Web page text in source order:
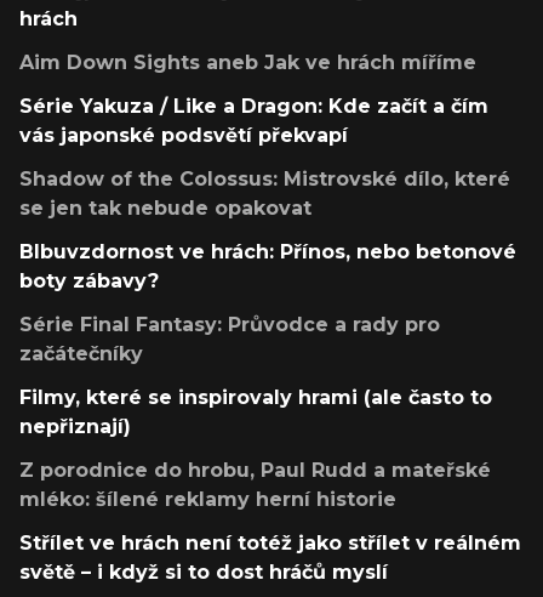
hrách
Aim Down Sights aneb Jak ve hrách míříme
Série Yakuza / Like a Dragon: Kde začít a čím
vás japonské podsvětí překvapí
Shadow of the Colossus: Mistrovské dílo, které
se jen tak nebude opakovat
Blbuvzdornost ve hrách: Přínos, nebo betonové
boty zábavy?
Série Final Fantasy: Průvodce a rady pro
začátečníky
Filmy, které se inspirovaly hrami (ale často to
nepřiznají)
Z porodnice do hrobu, Paul Rudd a mateřské
mléko: šílené reklamy herní historie
Střílet ve hrách není totéž jako střílet v reálném
světě – i když si to dost hráčů myslí